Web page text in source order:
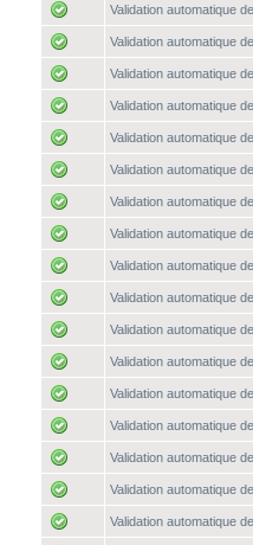
Validation automatique
Validation automatique
Validation automatique
Validation automatique
Validation automatique
Validation automatique
Validation automatique
Validation automatique
Validation automatique
Validation automatique
Validation automatique
Validation automatique
Validation automatique
Validation automatique
Validation automatique
Validation automatique
Validation automatique